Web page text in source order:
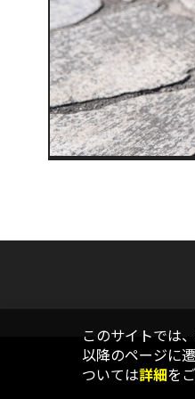
このサイトでは
以降のページに
ついては詳細を